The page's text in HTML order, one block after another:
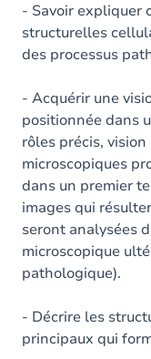
- Savoir expliquer
structurelles
des processus
- Acquérir une
positionnée dans
rôles précis,
microscopiques
dans un premier
images qui
seront analysées
microscopique
pathologique).
- Décrire les
principaux qui